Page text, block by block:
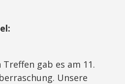
gab es am 11.
Unsere